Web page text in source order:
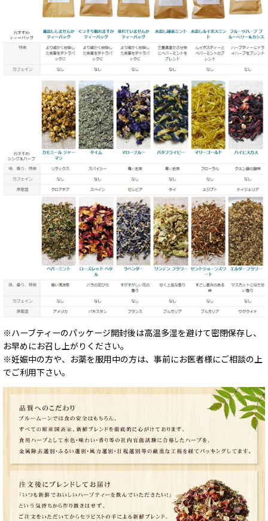
※ハーブティーのパッケージ開封後は高温多湿を避けて密閉保存し、
お早めにお召し上がりください。
※妊娠中の方や、お薬を服用中の方は、事前にお医者様にご相談の上
でご利用下さい。